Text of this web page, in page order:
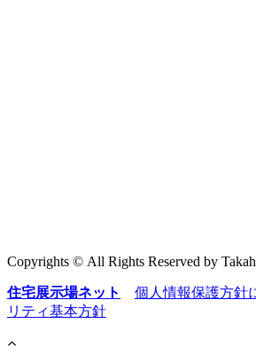
Copyrights © All Rights Reserved by
住宅展示場ネット 個人情報保護方針
リティ基本方針